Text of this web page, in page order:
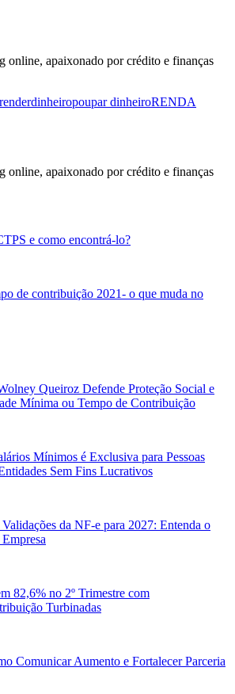
online, apaixonado por crédito e finanças
dinheiropoupar dinheiroRENDA
online, apaixonado por crédito e finanças
e como encontrá-lo?
de contribuição 2021- o que muda no
Queiroz Defende Proteção Social e
Mínima ou Tempo de Contribuição
Mínimos é Exclusiva para Pessoas
Sem Fins Lucrativos
da NF-e para 2027: Entenda o
82,6% no 2º Trimestre com
Turbinadas
Comunicar Aumento e Fortalecer Parceria